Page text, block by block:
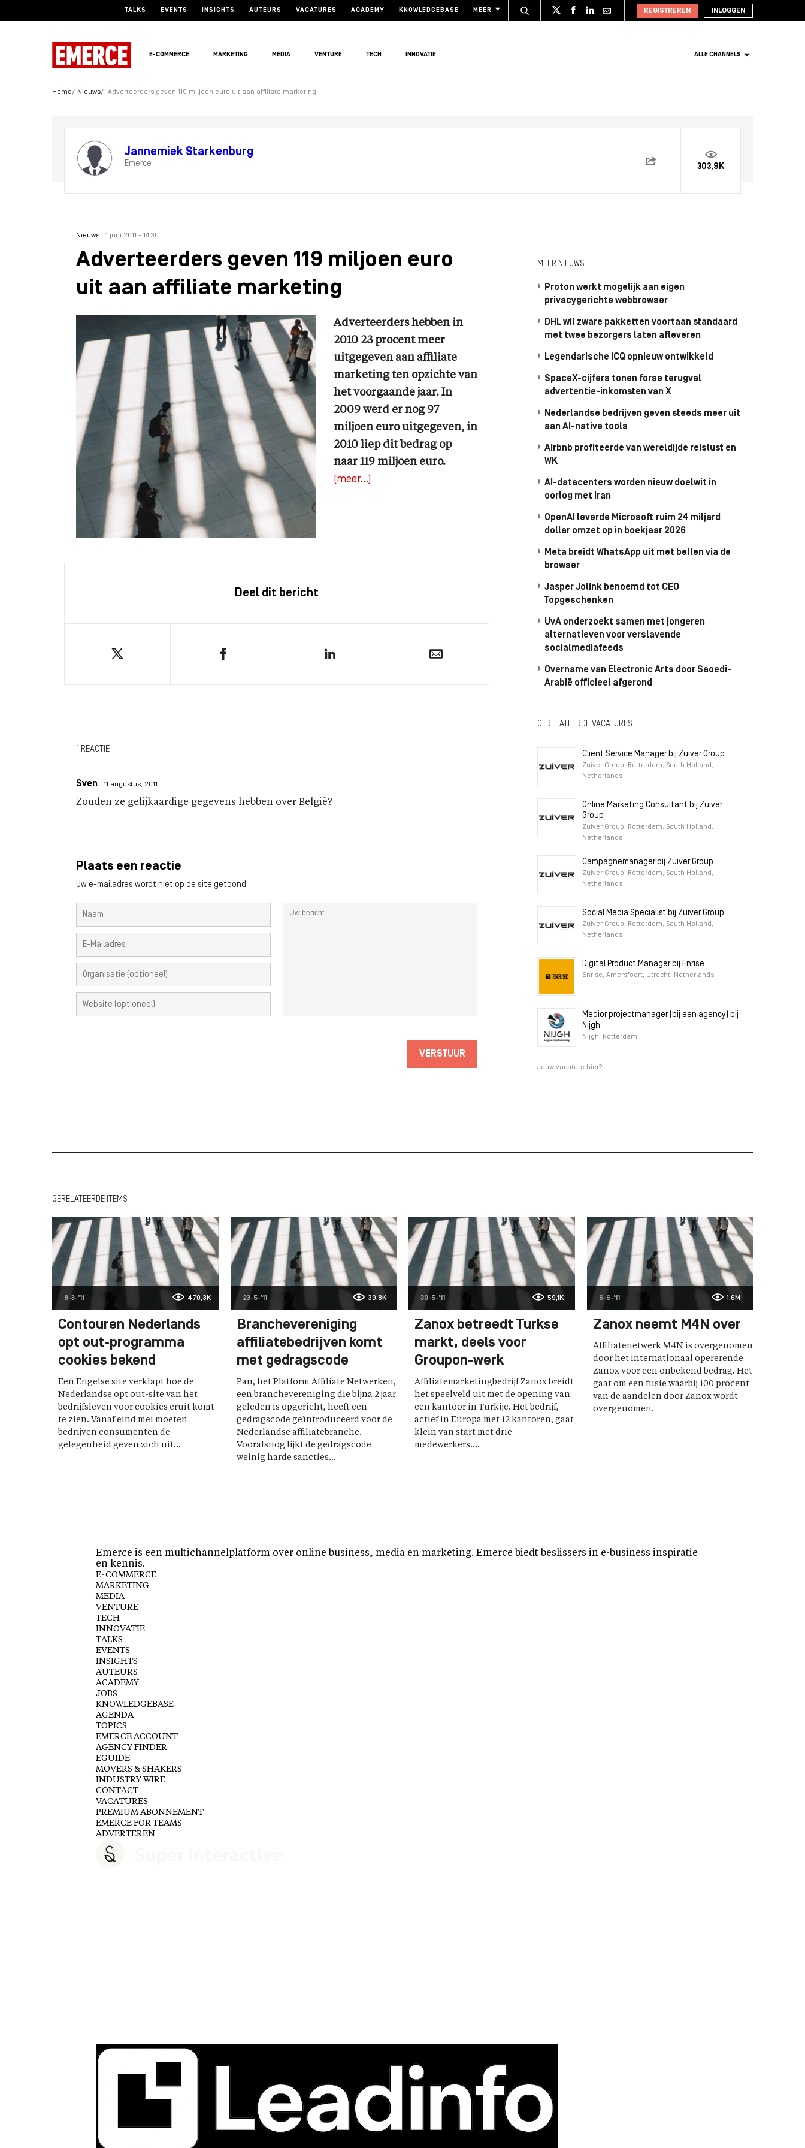
TALKS EVENTS INSIGHTS AUTEURS VACATURES ACADEMY KNOWLEDGEBASE MEER REGISTREREN INLOGGEN
E-COMMERCE MARKETING MEDIA VENTURE TECH INNOVATIE ALLE CHANNELS
Home Nieuws Adverteerders geven 119 miljoen euro uit aan affiliate marketing
Jannemiek Starkenburg
Emerce 303,9K
Nieuws -1 juni 2011 - 14:30
Adverteerders geven 119 miljoen euro
uit aan affiliate marketing
Adverteerders hebben in
2010 23 procent meer
uitgegeven aan affiliate
marketing ten opzichte van
het voorgaande jaar. In
2009 werd er nog 97
miljoen euro uitgegeven, in
2010 liep dit bedrag op
naar 119 miljoen euro.
(meer…)
Deel dit bericht
1 REACTIE
Sven 11 augustus, 2011
Zouden ze gelijkaardige gegevens hebben over België?
Plaats een reactie
Uw e-mailadres wordt niet op de site getoond
VERSTUUR
MEER NIEUWS
Proton werkt mogelijk aan eigen
privacygerichte webbrowser
DHL wil zware pakketten voortaan standaard
met twee bezorgers laten afleveren
Legendarische ICQ opnieuw ontwikkeld
SpaceX-cijfers tonen forse terugval
advertentie-inkomsten van X
Nederlandse bedrijven geven steeds meer uit
aan AI-native tools
Airbnb profiteerde van wereldijde reislust en
WK
AI-datacenters worden nieuw doelwit in
oorlog met Iran
OpenAI leverde Microsoft ruim 24 miljard
dollar omzet op in boekjaar 2026
Meta breidt WhatsApp uit met bellen via de
browser
Jasper Jolink benoemd tot CEO
Topgeschenken
UvA onderzoekt samen met jongeren
alternatieven voor verslavende
socialmediafeeds
Overname van Electronic Arts door Saoedi-
Arabië officieel afgerond
GERELATEERDE VACATURES
Client Service Manager bij Zuiver Group
Zuiver Group, Rotterdam, South Holland,
Netherlands
Online Marketing Consultant bij Zuiver
Group
Zuiver Group, Rotterdam, South Holland,
Netherlands
Campagnemanager bij Zuiver Group
Zuiver Group, Rotterdam, South Holland,
Netherlands
Social Media Specialist bij Zuiver Group
Zuiver Group, Rotterdam, South Holland,
Netherlands
Digital Product Manager bij Enrise
Enrise, Amersfoort, Utrecht, Netherlands
Medior projectmanager (bij een agency) bij
Nijgh
Nijgh, Rotterdam
Jouw vacature hier?
GERELATEERDE ITEMS
8-3-'11 470,3K
Contouren Nederlands
opt out-programma
cookies bekend
Een Engelse site verklapt hoe de
Nederlandse opt out-site van het
bedrijfsleven voor cookies eruit komt
te zien. Vanaf eind mei moeten
bedrijven consumenten de
gelegenheid geven zich uit...
23-5-'11 39,8K
Branchevereniging
affiliatebedrijven komt
met gedragscode
Pan, het Platform Affiliate Netwerken,
een branchevereniging die bijna 2 jaar
geleden is opgericht, heeft een
gedragscode geïntroduceerd voor de
Nederlandse affiliatebranche.
Vooralsnog lijkt de gedragscode
weinig harde sancties...
30-5-'11 59,1K
Zanox betreedt Turkse
markt, deels voor
Groupon-werk
Affiliatemarketingbedrijf Zanox breidt
het speelveld uit met de opening van
een kantoor in Turkije. Het bedrijf,
actief in Europa met 12 kantoren, gaat
klein van start met drie
medewerkers....
6-6-'11 1,6M
Zanox neemt M4N over
Affiliatenetwerk M4N is overgenomen
door het internationaal opererende
Zanox voor een onbekend bedrag. Het
gaat om een fusie waarbij 100 procent
van de aandelen door Zanox wordt
overgenomen.
Emerce is een multichannelplatform over online business, media en marketing. Emerce biedt beslissers in e-business inspiratie
en kennis.
E-COMMERCE
MARKETING
MEDIA
VENTURE
TECH
INNOVATIE
TALKS
EVENTS
INSIGHTS
AUTEURS
ACADEMY
JOBS
KNOWLEDGEBASE
AGENDA
TOPICS
EMERCE ACCOUNT
AGENCY FINDER
EGUIDE
MOVERS & SHAKERS
INDUSTRY WIRE
CONTACT
VACATURES
PREMIUM ABONNEMENT
EMERCE FOR TEAMS
ADVERTEREN